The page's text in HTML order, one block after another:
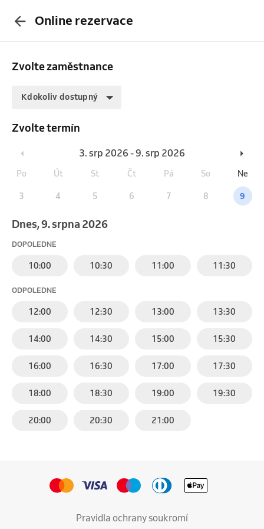
Online rezervace
Zvolte zaměstnance
Kdokoliv dostupný
Zvolte termín
3. srp 2026 - 9. srp 2026
Po Út St Čt Pá So Ne
3 4 5 6 7 8 9
Dnes, 9. srpna 2026
DOPOLEDNE
10:00 10:30 11:00 11:30
ODPOLEDNE
12:00 12:30 13:00 13:30
14:00 14:30 15:00 15:30
16:00 16:30 17:00 17:30
18:00 18:30 19:00 19:30
20:00 20:30 21:00
Pravidla ochrany soukromí